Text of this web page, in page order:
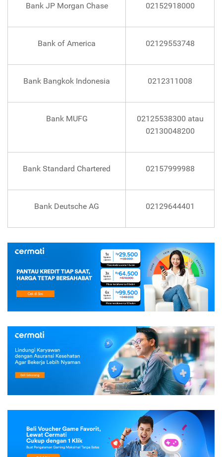
Bank JP Morgan Chase 02152918000
Bank of America 02129553748
Bank Bangkok Indonesia 0212311008
Bank MUFG
02125538300 atau
02130048200
Bank Standard Chartered 02157999988
Bank Deutsche AG 02129644401